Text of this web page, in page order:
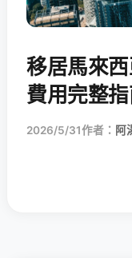
移居馬來
費用完整
2026/5/31作者： 阿